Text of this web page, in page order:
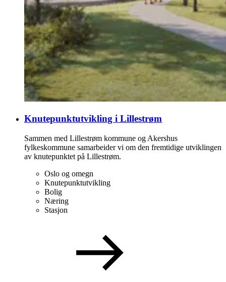
Knutepunktutvikling i Lillestrøm
Sammen med Lillestrøm kommune og Akershus
fylkeskommune samarbeider vi om den fremtidige utviklingen
av knutepunktet på Lillestrøm.
Oslo og omegn
Knutepunktutvikling
Bolig
Næring
Stasjon